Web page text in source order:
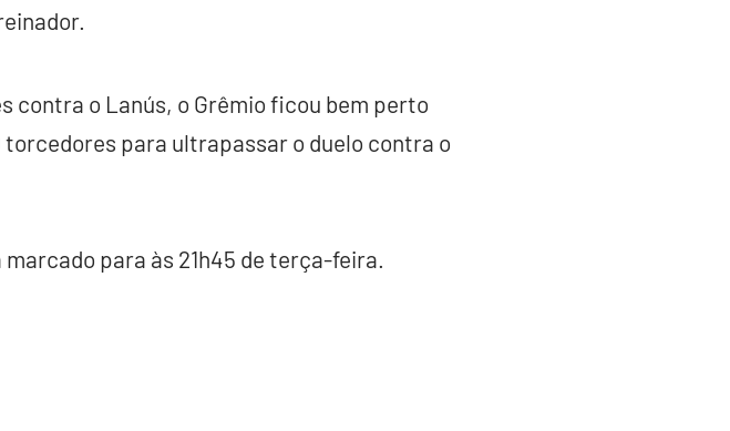
contra o Lanús, o Grêmio ficou bem perto
para ultrapassar o duelo contra o
para às 21h45 de terça-feira.